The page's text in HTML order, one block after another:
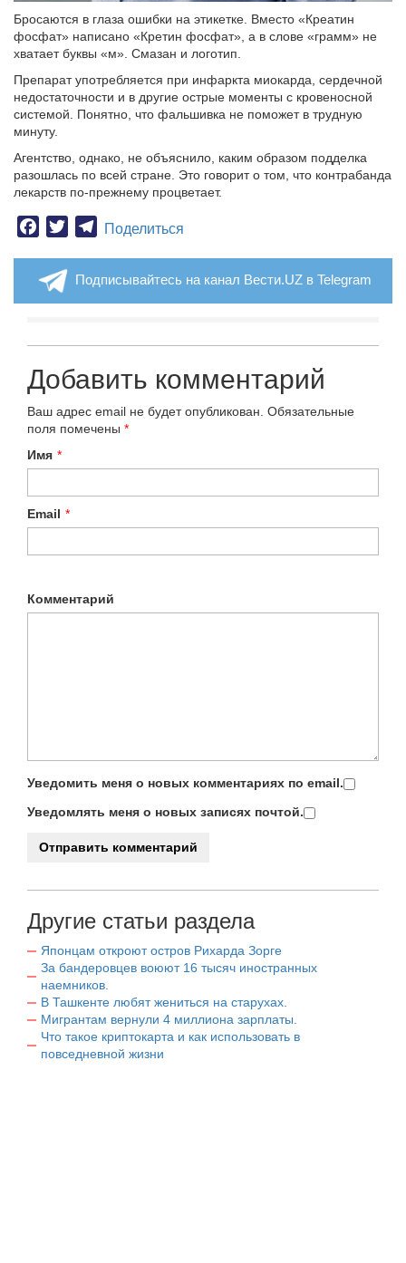
Бросаются в глаза ошибки на этикетке. Вместо «Креатин
фосфат» написано «Кретин фосфат», а в слове «грамм» не
хватает буквы «м». Смазан и логотип.
Препарат употребляется при инфаркта миокарда, сердечной
недостаточности и в другие острые моменты с кровеносной
системой. Понятно, что фальшивка не поможет в трудную
минуту.
Агентство, однако, не объяснило, каким образом подделка
разошлась по всей стране. Это говорит о том, что контрабанда
лекарств по-прежнему процветает.
Facebook
TwitterTelegram
Поделиться
Подписывайтесь на канал Вести.UZ в Telegram
Добавить комментарий
Ваш адрес email не будет опубликован. Обязательные
поля помечены *
Имя *
Email *
Комментарий
Уведомить меня о новых комментариях по email.
Уведомлять меня о новых записях почтой.
Другие статьи раздела
Японцам откроют остров Рихарда Зорге
За бандеровцев воюют 16 тысяч иностранных
наемников.
В Ташкенте любят жениться на старухах.
Мигрантам вернули 4 миллиона зарплаты.
Что такое криптокарта и как использовать в
повседневной жизни